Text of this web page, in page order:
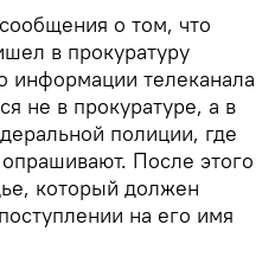
о том, что
в прокуратуру
телеканала
не в прокуратуре, а в
полиции, где
После этого
который должен
на его имя